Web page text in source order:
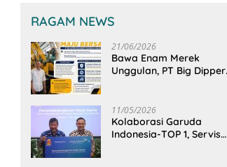
RAGAM NEWS
21/06/2026
Bawa Enam Merek
Unggulan, PT Big Dipper
Pasar di Sulawesi Utara
11/05/2026
Kolaborasi Garuda
Indonesia-TOP 1, Servis